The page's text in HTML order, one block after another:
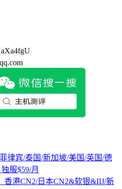
律宾/泰国/新加坡/美国/英国/德
服$59/月
香港CN2/日本CN2&软银&IIJ/新